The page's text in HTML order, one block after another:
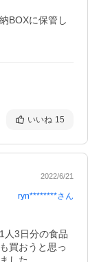
BOXに保管し
いいね 15
2022/6/21
ryn********さん
人3日分の食品
買おうと思っ